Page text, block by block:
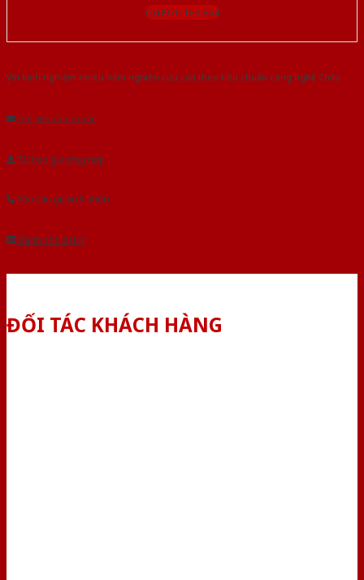
Gọi 0976.169.864
Với kinh nghiệm nhiêu năm nghiên cứu cửa theo tiêu chuẩn công nghệ Châu
Âu.Chúng tôi tự tin là nhà sản xuất & cung cấp hàng đầu tại Việt Nam!
Gửi yêu cầu tư vấn
Tải báo giá tổng hợp
Yêu cầu gọi lại (3 phút)
Dành cho đại lý
ĐỐI TÁC KHÁCH HÀNG